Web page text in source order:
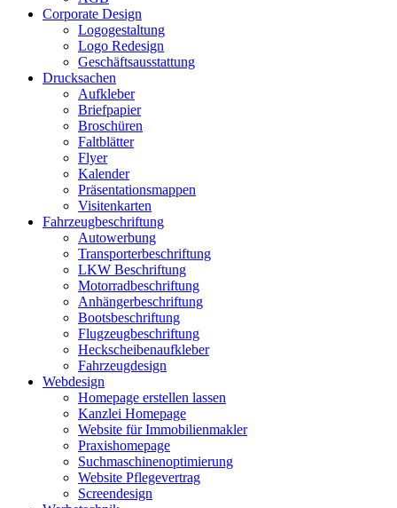
Corporate Design
Logogestaltung
Logo Redesign
Geschäftsausstattung
Drucksachen
Aufkleber
Briefpapier
Broschüren
Faltblätter
Flyer
Kalender
Präsentationsmappen
Visitenkarten
Fahrzeugbeschriftung
Autowerbung
Transporterbeschriftung
LKW Beschriftung
Motorradbeschriftung
Anhängerbeschriftung
Bootsbeschriftung
Flugzeugbeschriftung
Heckscheibenaufkleber
Fahrzeugdesign
Webdesign
Homepage erstellen lassen
Kanzlei Homepage
Website für Immobilienmakler
Praxishomepage
Suchmaschinenoptimierung
Website Pflegevertrag
Screendesign